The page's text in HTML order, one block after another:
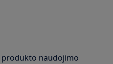
produkto naudojimo